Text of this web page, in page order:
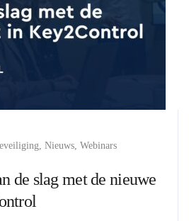
, Nieuws, Webinars
de slag met de nieuwe